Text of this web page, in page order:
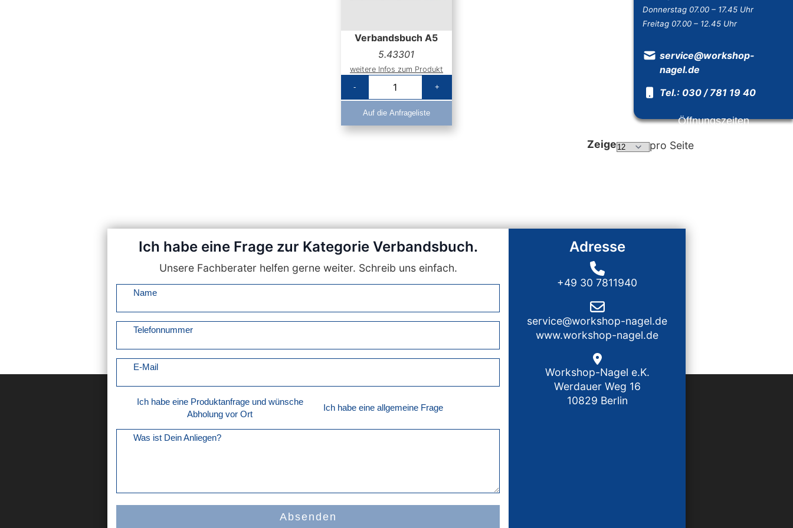
Donnerstag 07.00 – 17.45 Uhr
Freitag 07.00 – 12.45 Uhr
service@workshop-
nagel.de
Tel.: 030 / 781 19 40
Öffnungszeiten
Verbandsbuch A5
5.43301
weitere Infos zum Produkt
-
+
Auf die Anfrageliste
Zeige pro Seite
Ich habe eine Frage zur Kategorie Verbandsbuch.
Unsere Fachberater helfen gerne weiter. Schreib uns einfach.
Name
Telefonnummer
E-Mail
Ich habe eine Produktanfrage und wünsche
Abholung vor Ort
Ich habe eine allgemeine Frage
Was ist Dein Anliegen?
Absenden
Adresse
+49 30 7811940
service@workshop-nagel.de
www.workshop-nagel.de
Workshop-Nagel e.K.
Werdauer Weg 16
10829 Berlin